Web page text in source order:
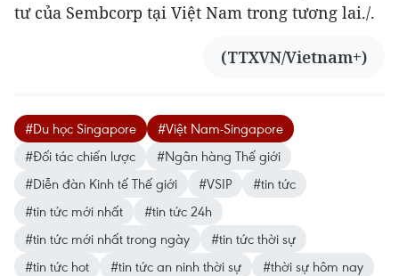
tư của Sembcorp tại Việt Nam trong tương lai./.
(TTXVN/Vietnam+)
#Du học Singapore
#Việt Nam-Singapore
#Đối tác chiến lược
#Ngân hàng Thế giới
#Diễn đàn Kinh tế Thế giới
#VSIP
#tin tức
#tin tức mới nhất
#tin tức 24h
#tin tức mới nhất trong ngày
#tin tức thời sự
#tin tức hot
#tin tức an ninh thời sự
#thời sự hôm nay